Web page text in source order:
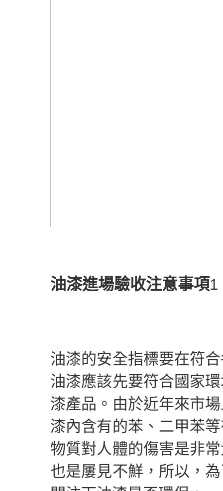
油漆進場驗收注意事項1
油漆的安全指標要在符
油漆應該先要符合國家
漆產品。由於近年來市
漆內含有的苯、二甲苯
物質對人體的傷害是非
也是屢見不鮮，所以，